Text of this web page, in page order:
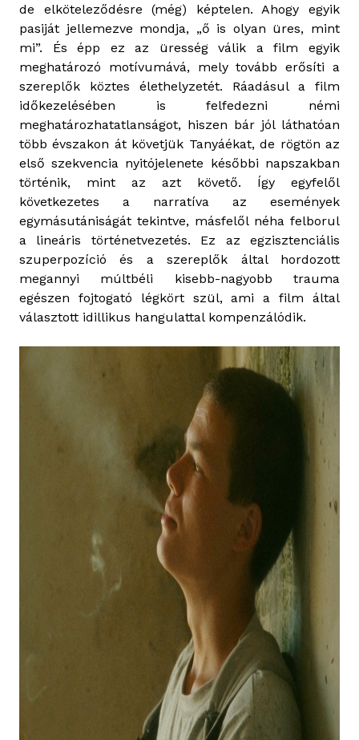
de elköteleződésre (még) képtelen. Ahogy egyik
pasiját jellemezve mondja, „ő is olyan üres, mint
mi”. És épp ez az üresség válik a film egyik
meghatározó motívumává, mely tovább erősíti a
szereplők köztes élethelyzetét. Ráadásul a film
időkezelésében is felfedezni némi
meghatározhatatlanságot, hiszen bár jól láthatóan
több évszakon át követjük Tanyáékat, de rögtön az
első szekvencia nyitójelenete későbbi napszakban
történik, mint az azt követő. Így egyfelől
következetes a narratíva az események
egymásutániságát tekintve, másfelől néha felborul
a lineáris történetvezetés. Ez az egzisztenciális
szuperpozíció és a szereplők által hordozott
megannyi múltbéli kisebb-nagyobb trauma
egészen fojtogató légkört szül, ami a film által
választott idillikus hangulattal kompenzálódik.